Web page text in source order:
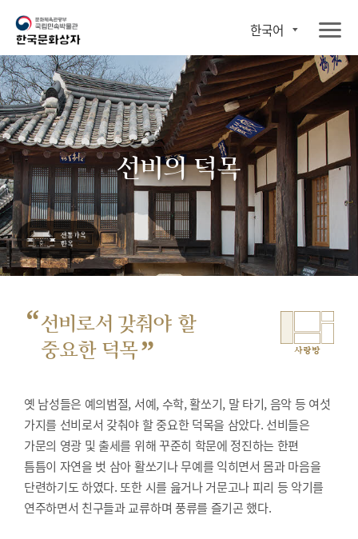
한국어
선비의 덕목
“선비로서 갖춰야 할
중요한 덕목” 사랑방
옛 남성들은 예의범절, 서예, 수학, 활쏘기, 말 타기, 음악 등 여섯
가지를 선비로서 갖춰야 할 중요한 덕목을 삼았다. 선비들은
가문의 영광 및 출세를 위해 꾸준히 학문에 정진하는 한편
틈틈이 자연을 벗 삼아 활쏘기나 무예를 익히면서 몸과 마음을
단련하기도 하였다. 또한 시를 읊거나 거문고나 피리 등 악기를
연주하면서 친구들과 교류하며 풍류를 즐기곤 했다.